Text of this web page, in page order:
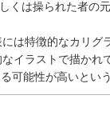
くは操られた者の
は特徴的なカリグ
イラストで描かれ
可能性が高いとい